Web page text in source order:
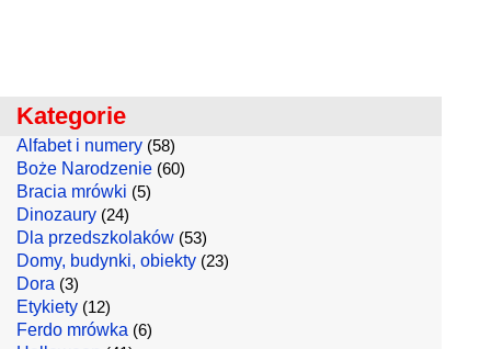
Kategorie
Alfabet i numery (58)
Boże Narodzenie (60)
Bracia mrówki (5)
Dinozaury (24)
Dla przedszkolaków (53)
Domy, budynki, obiekty (23)
Dora (3)
Etykiety (12)
Ferdo mrówka (6)